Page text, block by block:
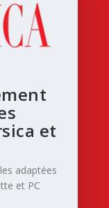
et
adaptées
et PC